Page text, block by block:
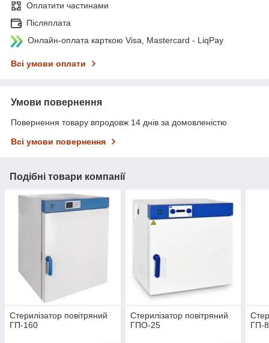
Оплатити частинами
Післяплата
Онлайн-оплата карткою Visa, Mastercard - LiqPay
Всі умови оплати
Умови повернення
Повернення товару впродовж 14 днів за домовленістю
Всі умови повернення
Подібні товари компанії
Стерилізатор повітряний
ГП-160
Стерилізатор повітряний
ГПО-25
ГП-